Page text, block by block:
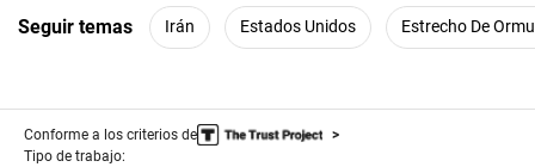
Seguir temas Irán Estados Unidos Estrecho De
Conforme a los criterios de
Tipo de trabajo: